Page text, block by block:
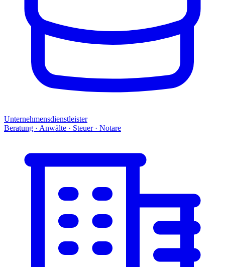
Unternehmensdienstleister
Beratung · Anwälte · Steuer · Notare